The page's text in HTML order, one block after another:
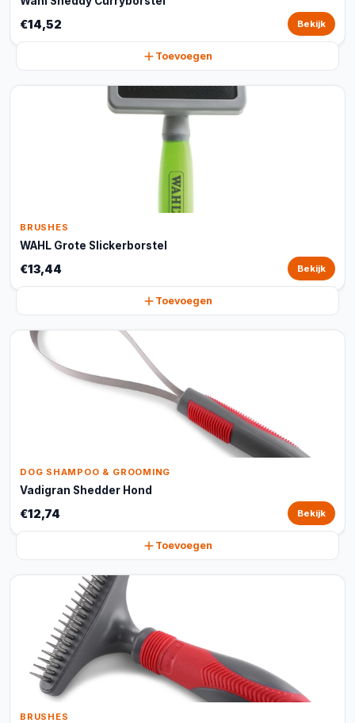
€14,52 Bekijk
Toevoegen
BRUSHES
WAHL Grote Slickerborstel
€13,44 Bekijk
Toevoegen
DOG SHAMPOO & GROOMING
Vadigran Shedder Hond
€12,74 Bekijk
Toevoegen
BRUSHES